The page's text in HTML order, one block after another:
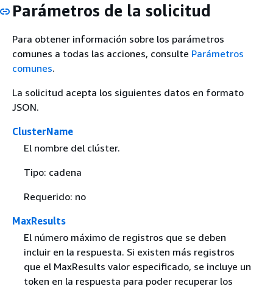
Parámetros de la solicitud
Para obtener información sobre los parámetros
comunes a todas las acciones, consulte Parámetros
comunes.
La solicitud acepta los siguientes datos en formato
JSON.
ClusterName
El nombre del clúster.
Tipo: cadena
Requerido: no
MaxResults
El número máximo de registros que se deben
incluir en la respuesta. Si existen más registros
que el MaxResults valor especificado, se incluye un
token en la respuesta para poder recuperar los